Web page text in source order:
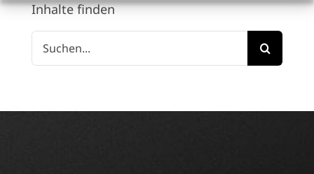
Inhalte finden
Suche
nach: